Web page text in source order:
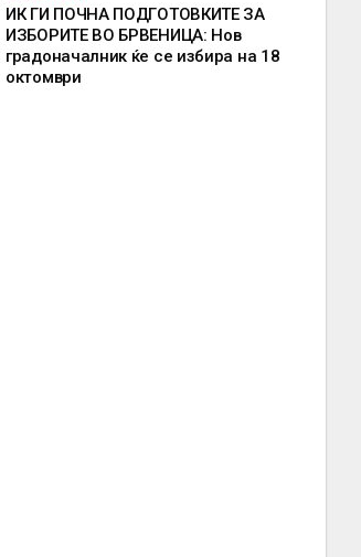
ИК ГИ ПОЧНА ПОДГОТОВКИТЕ ЗА
ИЗБОРИТЕ ВО БРВЕНИЦА: Нов
градоначалник ќе се избира на 18
октомври